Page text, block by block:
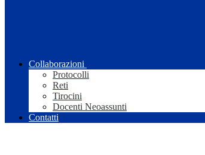
Collaborazioni
Protocolli
Reti
Tirocini
Docenti Neoassunti
Contatti